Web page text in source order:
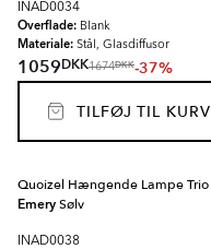
INAD0034
Overflade: Blank
Materiale: Stål, Glasdiffusor
1059DKK1674DKK-37%
TILFØJ TIL KURV
Quoizel Hængende Lampe Trio
EmerySølv
INAD0038